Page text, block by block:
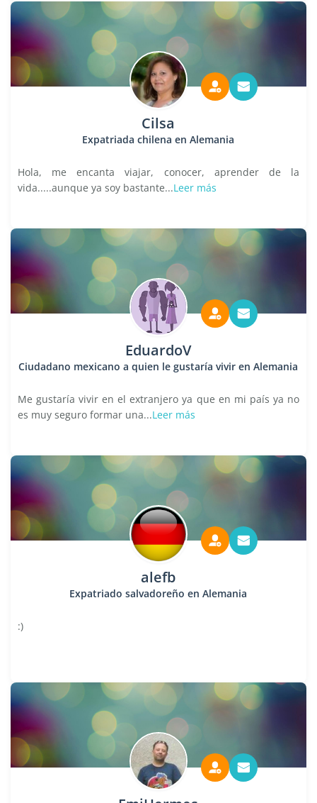
Cilsa
Expatriada chilena en Alemania
Hola, me encanta viajar, conocer, aprender de la
vida.....aunque ya soy bastante...Leer más
EduardoV
Ciudadano mexicano a quien le gustaría vivir en Alemania
Me gustaría vivir en el extranjero ya que en mi país ya no
es muy seguro formar una...Leer más
alefb
Expatriado salvadoreño en Alemania
:)